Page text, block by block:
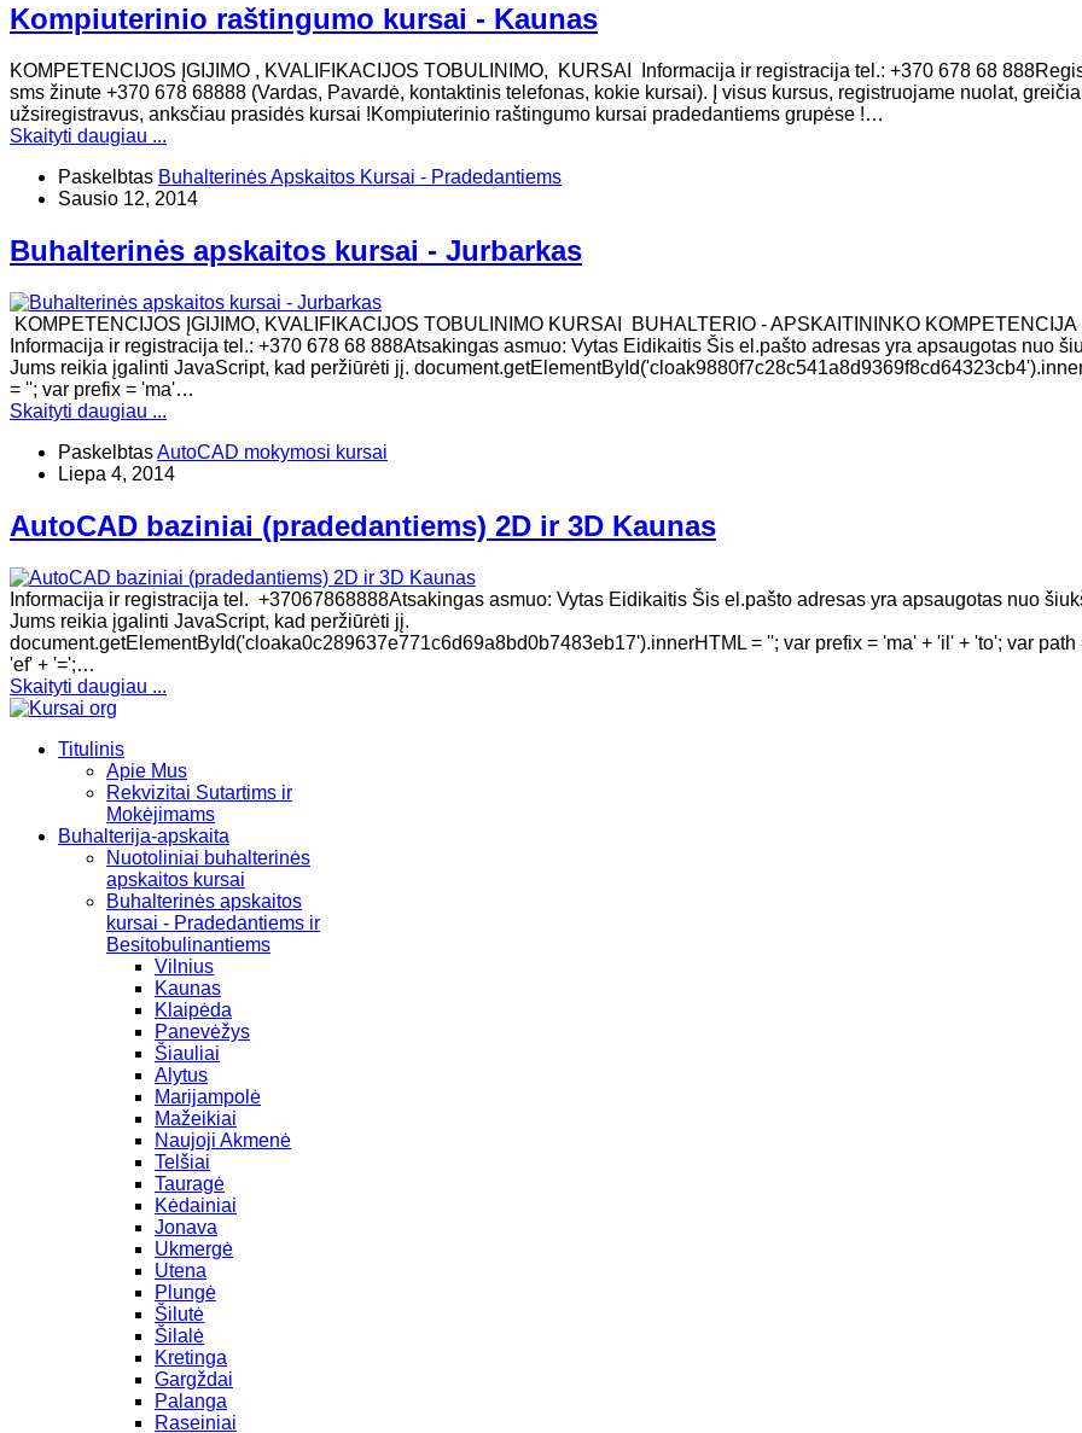
Kompiuterinio raštingumo kursai - Kaunas
KOMPETENCIJOS ĮGIJIMO , KVALIFIKACIJOS TOBULINIMO, KURSAI Informacija ir registracija tel.: +370 678 68
sms žinute +370 678 68888 (Vardas, Pavardė, kontaktinis telefonas, kokie kursai). Į visus kursus, registruojame nuolat,
užsiregistravus, anksčiau prasidės kursai !Kompiuterinio raštingumo kursai pradedantiems grupėse !…
Skaityti daugiau ...
Paskelbtas Buhalterinės Apskaitos Kursai - Pradedantiems
Sausio 12, 2014
Buhalterinės apskaitos kursai - Jurbarkas
KOMPETENCIJOS ĮGIJIMO, KVALIFIKACIJOS TOBULINIMO KURSAI BUHALTERIO - APSKAITININKO KOMPETENCIJA
Informacija ir registracija tel.: +370 678 68 888Atsakingas asmuo: Vytas Eidikaitis Šis el.pašto adresas yra apsaugotas nuo
Jums reikia įgalinti JavaScript, kad peržiūrėti jį.
= ''; var prefix = 'ma'…
Skaityti daugiau ...
PaskelbtasAutoCAD mokymosi kursai
Liepa 4, 2014
AutoCAD baziniai (pradedantiems) 2D ir 3D Kaunas
Informacija ir registracija tel. +37067868888Atsakingas asmuo: Vytas Eidikaitis Šis el.pašto adresas yra apsaugotas nuo
Jums reikia įgalinti JavaScript, kad peržiūrėti jį.
document.getElementById('cloaka0c289637e771c6d69a8bd0b7483eb17').innerHTML = ''; var prefix = 'ma' + 'il' + 'to'; var path
'ef' + '=';…
Skaityti daugiau ...
Titulinis
Apie Mus
Rekvizitai Sutartims ir
Mokėjimams
Buhalterija-apskaita
Nuotoliniai buhalterinės
apskaitos kursai
Buhalterinės apskaitos
kursai - Pradedantiems ir
Besitobulinantiems
Vilnius
Kaunas
Klaipėda
Panevėžys
Šiauliai
Alytus
Marijampolė
Mažeikiai
Naujoji Akmenė
Telšiai
Tauragė
Kėdainiai
Jonava
Ukmergė
Utena
Plungė
Šilutė
Šilalė
Kretinga
Gargždai
Palanga
Raseiniai